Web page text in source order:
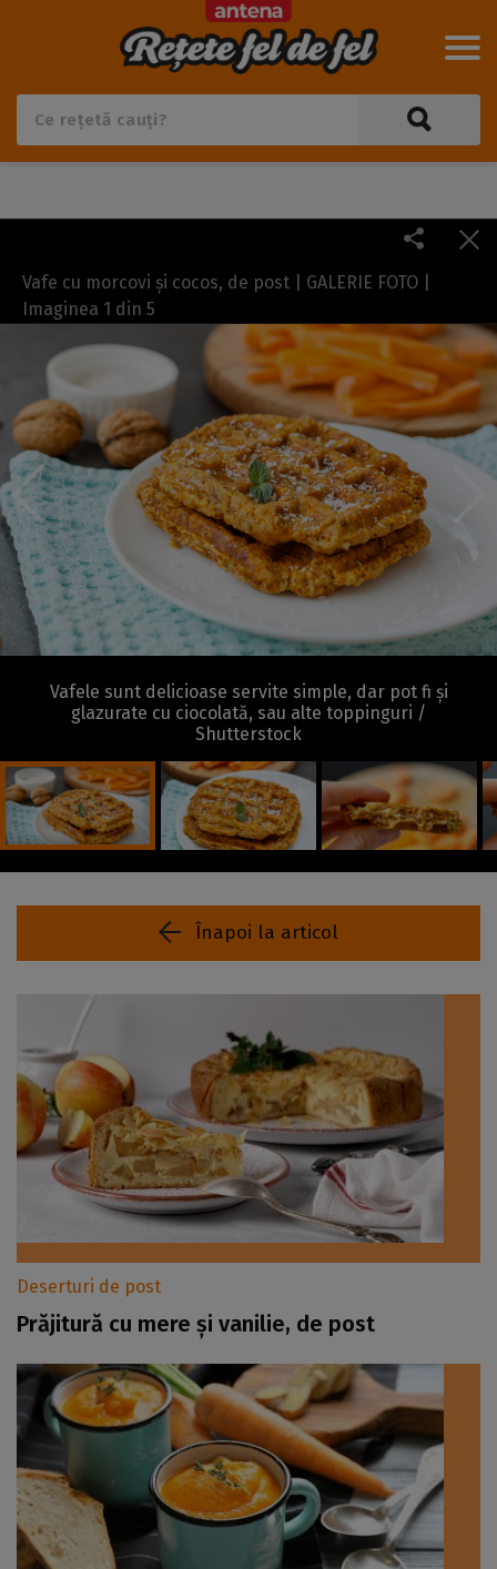
Vafe cu morcovi și cocos, de post | GALERIE FOTO |
Imaginea 1 din 5
Vafele sunt delicioase servite simple, dar pot fi și
glazurate cu ciocolată, sau alte toppinguri /
Shutterstock
Înapoi la articol
Deserturi de post
Prăjitură cu mere și vanilie, de post